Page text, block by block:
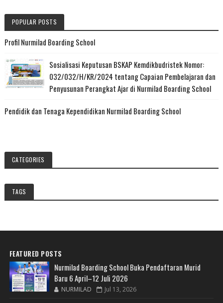
POPULAR POSTS
Profil Nurmilad Boarding School
Sosialisasi Keputusan BSKAP Kemdikbudristek Nomor:
032/032/H/KR/2024 tentang Capaian Pembelajaran dan
Penyusunan Perangkat Ajar di Nurmilad Boarding School
Pendidik dan Tenaga Kependidikan Nurmilad Boarding School
CATEGORIES
TAGS
FEATURED POSTS
Nurmilad Boarding School Buka Pendaftaran Murid
Baru 6 April–12 Juli 2026
NURMILAD Jul 13, 2026